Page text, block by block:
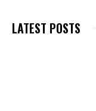
LATEST POSTS